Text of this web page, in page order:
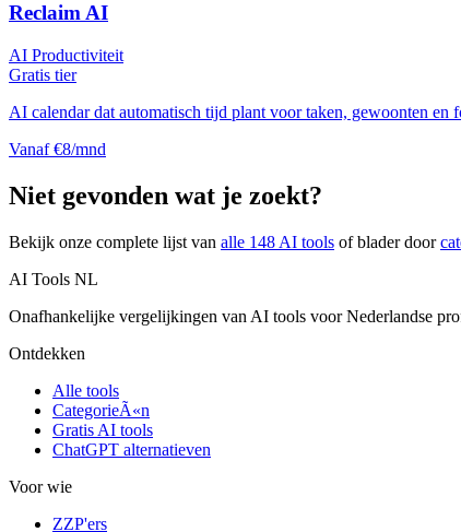
Reclaim AI
AI Productiviteit
Gratis tier
AI calendar dat automatisch tijd plant voor taken, gewoonten
Vanaf €8/mnd
Niet gevonden wat je zoekt?
Bekijk onze complete lijst van alle 148 AI tools of blader door
AI Tools NL
Onafhankelijke vergelijkingen van AI tools voor Nederlandse
Ontdekken
Alle tools
CategorieÃ«n
Gratis AI tools
ChatGPT alternatieven
Voor wie
ZZP'ers